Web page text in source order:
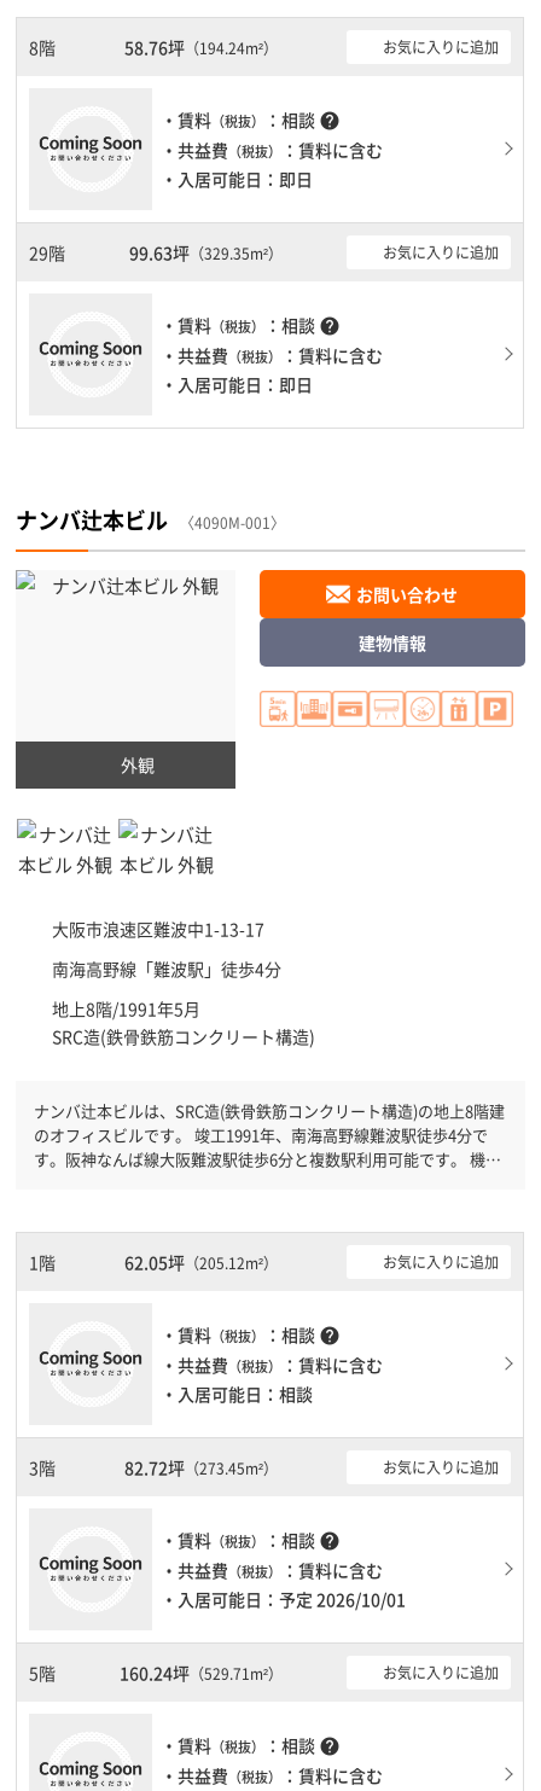
ている方にオススメです。土日・祝日も利用可能になりますので自
由に出入りが出来ます。駐車場完備なので、車の必要なお客様には
必見です。１フロア２００坪以上ある大規模ビルです。ＥＶが複数
8階 58.76坪 （194.24m²） お気に入りに追加
・賃料 （税抜） ：相談 help
・共益費 （税抜）
：賃料に含む
・入居可能日：即日
29階 99.63坪 （329.35m²） お気に入りに追加
・賃料 （税抜） ：相談 help
・共益費 （税抜）
：賃料に含む
・入居可能日：即日
ナンバ辻本ビル 〈4090M-001〉
外観
大阪市浪速区難波中1-13-17
南海高野線「難波駅 」徒歩4分
地上8階/1991年5月
SRC造(鉄骨鉄筋コンクリート構造)
お問い合わせ
建物情報
ナンバ辻本ビルは、SRC造(鉄骨鉄筋コンクリート構造)の地上8階建
のオフィスビルです。 竣工1991年、南海高野線難波駅徒歩4分で
す。阪神なんば線大阪難波駅徒歩6分と複数駅利用可能です。 機械
す。土日・祝日も利用可能になりますので時間帯を気にせず利用で
きます。駐車場もありますので、車を利用されるお客様には使いや
1階 62.05坪 （205.12m²） お気に入りに追加
・賃料 （税抜） ：相談 help
・共益費 （税抜）
：賃料に含む
・入居可能日：相談
3階 82.72坪 （273.45m²） お気に入りに追加
・賃料 （税抜） ：相談 help
・共益費 （税抜）
：賃料に含む
・入居可能日：予定 2026/10/01
5階 160.24坪 （529.71m²） お気に入りに追加
・賃料 （税抜） ：相談 help
・共益費 （税抜） ：賃料に含む